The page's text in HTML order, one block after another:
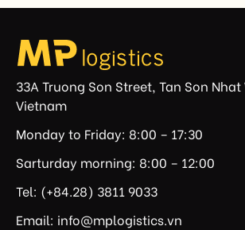
regulatory development that may
33A Truong Son Street, Tan Son Nhat
Vietnam
Monday to Friday: 8:00 – 17:30
Sarturday morning: 8:00 – 12:00
Tel: (+84.28) 3811 9033
Email: info@mplogistics.vn